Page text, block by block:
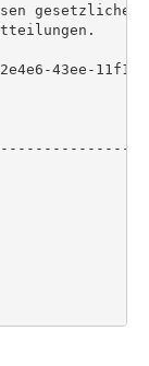
gesetzliche
43ee-11f1-